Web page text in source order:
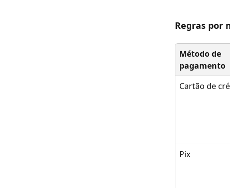
Regras por
Método de
pagamento
Cartão de
Pix